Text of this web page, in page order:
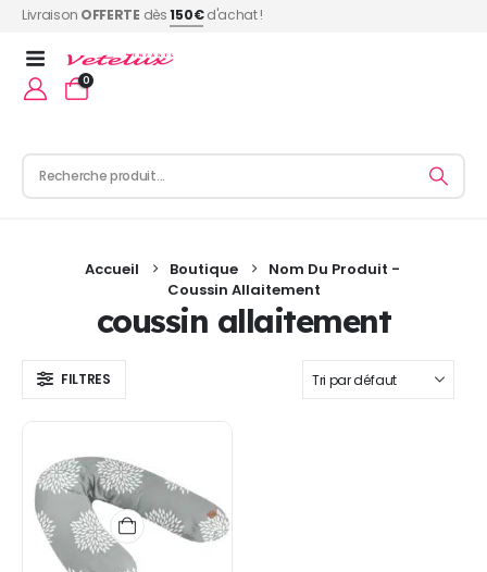
Livraison OFFERTE dès150€d'achat !
0
Accueil Boutique
Nom Du Produit -
Coussin Allaitement
coussin allaitement
FILTRES